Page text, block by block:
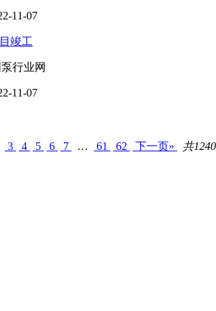
11-07
竣工
行业网
11-07
3 4 5 6 7 … 61 62 下一页» 共